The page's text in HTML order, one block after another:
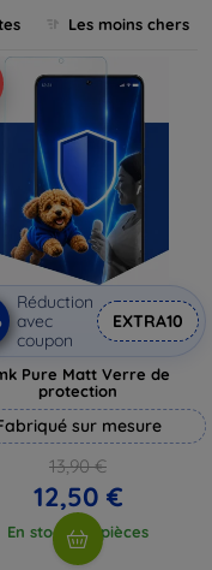
reste comme neuf,
Les moins chers
Réduction
avec
coupon
EXTRA10
Pure Matt Verre de
protection
sur mesure
13,90 €
12,50 €
En stock > 5 pièces